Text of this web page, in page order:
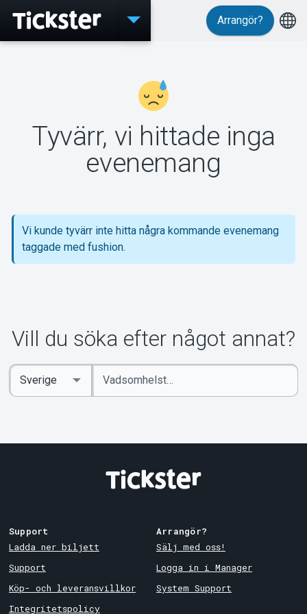
Evenemang
MyTickster
Support
Arrangör?
Tyvärr, vi hittade inga
evenemang
Vi kunde tyvärr inte hitta några kommande evenemang
taggade med fushion.
Vill du söka efter något annat?
Ange
sökord
Select
Country
Support
Ladda ner biljett
Support
Köp- och leveransvillkor
Integritetspolicy
Arrangör?
Sälj med oss!
Logga in i Manager
System Support